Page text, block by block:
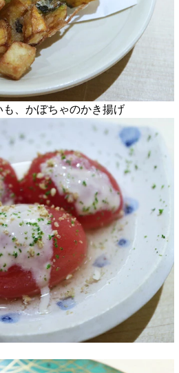
、かぼちゃのかき揚げ